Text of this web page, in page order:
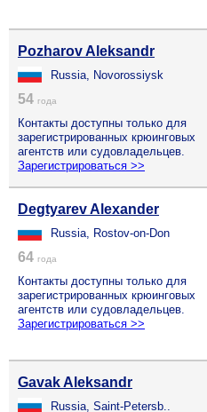
Pozharov Aleksandr
Russia, Novorossiysk
54 года
Контакты доступны только для
зарегистрированных крюинговых
агентств или судовладельцев.
Зарегистрироваться >>
Degtyarev Alexander
Russia, Rostov-on-Don
64 года
Контакты доступны только для
зарегистрированных крюинговых
агентств или судовладельцев.
Зарегистрироваться >>
Gavak Aleksandr
Russia, Saint-Petersb..